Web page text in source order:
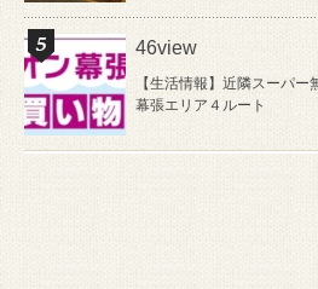
46view
【生活情報】近隣スーパ
幕張エリア４ルート